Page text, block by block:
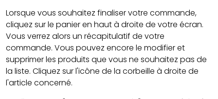
Lorsque vous souhaitez finaliser votre commande,
cliquez sur le panier en haut à droite de votre écran.
Vous verrez alors un récapitulatif de votre
commande. Vous pouvez encore le modifier et
supprimer les produits que vous ne souhaitez pas de
la liste. Cliquez sur l'icône de la corbeille à droite de
l'article concerné.